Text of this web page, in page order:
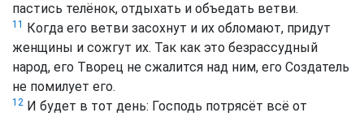
пастись телёнок, отдыхать и объедать ветви.
11
Когда его ветви засохнут и их обломают, придут
женщины и сожгут их. Так как это безрассудный
народ, его Творец не сжалится над ним, его Создатель
не помилует его.
12 И будет в тот день: Господь потрясёт всё от